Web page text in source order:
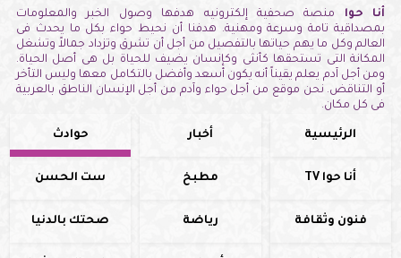
أنا حوا منصة صحفية إلكترونيه هدفها وصول الخبر والمعلومات
بمصداقية تامة وسرعة ومهنية. هدفنا أن نحيط حواء بكل ما يحدث فى
العالم وكل ما يهم حياتها بالتفصيل من أجل أن تشرق وتزداد جمالاً وتشغل
المكانة التى تستحقها كأنثى وكإنسان يضيف للحياة بل هى أصل الحياة.
ومن أجل آدم يعلم يقيناً أنه يكون أسعد وأفضل بالتكامل معها وليس التأخر
أو التناقض. نحن موقع من أجل حواء وآدم من أجل الإنسان الناطق بالعربية
فى كل مكان.
الرئيسية أخبار حوادث
أنا حوا TV مطبخ ست الحسن
فنون وثقافة رياضة صحتك بالدنيا